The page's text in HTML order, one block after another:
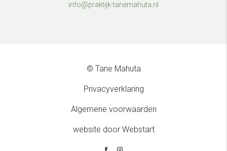
info@praktijk-tanemahuta.nl
© Tane Mahuta
Privacyverklaring
Algemene voorwaarden
website door Webstart